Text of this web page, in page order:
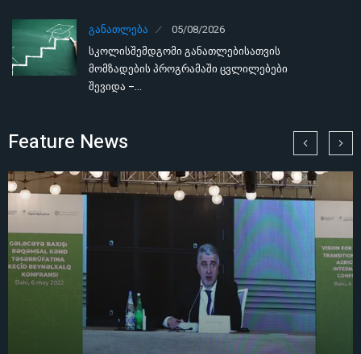
ᲒᲐᲜᲐᲗᲚᲔᲑᲐ
05/08/2026
სკოლისშემდგომი განათლებისათვის
მომზადების პროგრამაში ცვლილებები
შევიდა –…
Feature News